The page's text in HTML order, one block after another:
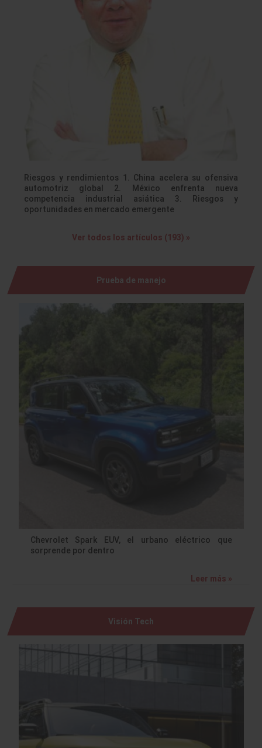
Riesgos y rendimientos 1. China acelera su ofensiva
automotriz global 2. México enfrenta nueva
competencia industrial asiática 3. Riesgos y
oportunidades en mercado emergente
Ver todos los artículos (193) »
Prueba de manejo
Chevrolet Spark EUV, el urbano eléctrico que
sorprende por dentro
Leer más »
Visión Tech